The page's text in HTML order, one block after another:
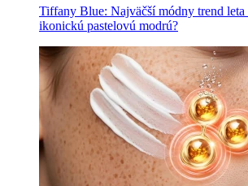
Tiffany Blue: Najväčší módny trend
ikonickú pastelovú modrú?